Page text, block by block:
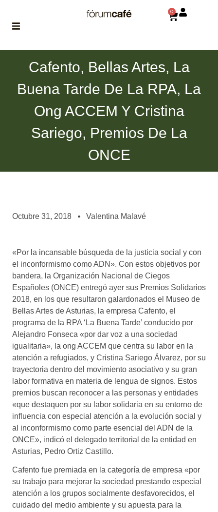
asociados
el café siempre tiene
algo nuevo que
enseñarnos
BOLSA DE TRABAJO
¡te imaginas vivir de tu pasión
por el café?
CONTACTO
¡queremos saber
0
Cafento, Bellas Artes, La
Buena Tarde De La RPA, La
Ong ACCEM Y Cristina
Sariego, Premios De La
ONCE
Octubre 31, 2018 Valentina Malavé
«Por la incansable búsqueda de la justicia social y con
el inconformismo como ADN». Con estos objetivos por
bandera, la Organización Nacional de Ciegos
Españoles (ONCE) entregó ayer sus Premios Solidarios
2018, en los que resultaron galardonados el Museo de
Bellas Artes de Asturias, la empresa Cafento, el
programa de la RPA ‘La Buena Tarde’ conducido por
Alejandro Fonseca «por dar voz a una sociedad
igualitaria», la ong ACCEM que centra su labor en la
atención a refugiados, y Cristina Sariego Álvarez, por su
trayectoria dentro del movimiento asociativo y su gran
labor formativa en materia de lengua de signos. Estos
premios buscan reconocer a las personas y entidades
«que destaquen por su labor solidaria en su entorno de
influencia con especial atención a la evolución social y
al inconformismo como parte esencial del ADN de la
ONCE», indicó el delegado territorial de la entidad en
Asturias, Pedro Ortiz Castillo.
Cafento fue premiada en la categoría de empresa «por
su trabajo para mejorar la sociedad prestando especial
atención a los grupos socialmente desfavorecidos, el
cuidado del medio ambiente y su apuesta para la